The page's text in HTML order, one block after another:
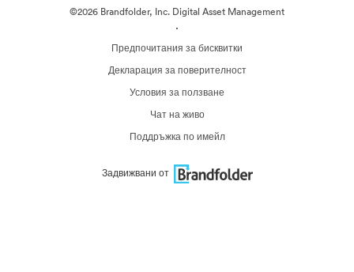
©2026 Brandfolder, Inc. Digital Asset Management
·
Предпочитания за бисквитки
Декларация за поверителност
Условия за ползване
Чат на живо
Поддръжка по имейл
Задвижвани от